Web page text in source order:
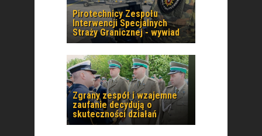
Pirotechnicy Zespołu
Interwencji Specjalnych
Straży Granicznej - wywiad
Zgrany zespół i wzajemne
zaufanie decydują o
skuteczności działań